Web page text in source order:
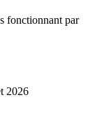
fonctionnant par
2026